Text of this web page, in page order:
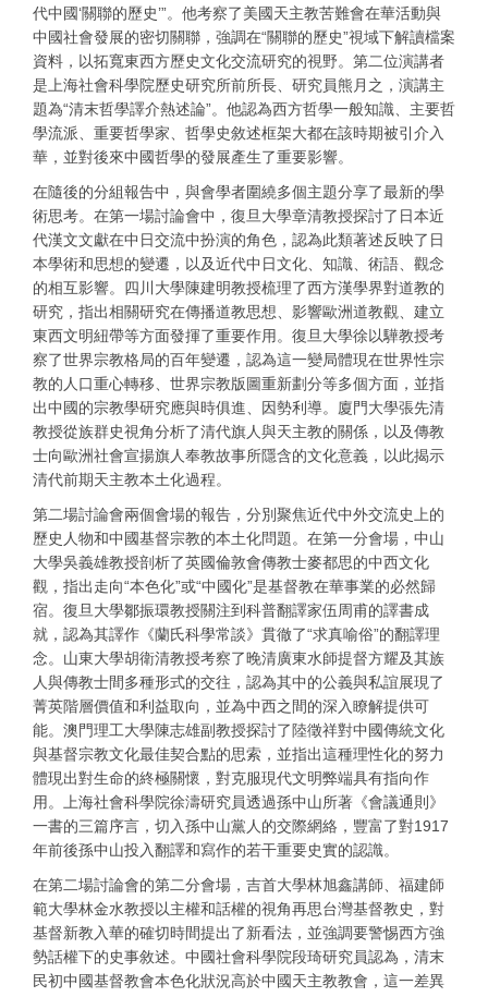
代中國‘關聯的歷史’”。他考察了美國天主教苦難會在華活動與
中國社會發展的密切關聯，強調在“關聯的歷史”視域下解讀檔案
資料，以拓寬東西方歷史文化交流研究的視野。第二位演講者
是上海社會科學院歷史研究所前所長、研究員熊月之，演講主
題為“清末哲學譯介熱述論”。他認為西方哲學一般知識、主要哲
學流派、重要哲學家、哲學史敘述框架大都在該時期被引介入
華，並對後來中國哲學的發展產生了重要影響。
在隨後的分組報告中，與會學者圍繞多個主題分享了最新的學
術思考。在第一場討論會中，復旦大學章清教授探討了日本近
代漢文文獻在中日交流中扮演的角色，認為此類著述反映了日
本學術和思想的變遷，以及近代中日文化、知識、術語、觀念
的相互影響。四川大學陳建明教授梳理了西方漢學界對道教的
研究，指出相關研究在傳播道教思想、影響歐洲道教觀、建立
東西文明紐帶等方面發揮了重要作用。復旦大學徐以驊教授考
察了世界宗教格局的百年變遷，認為這一變局體現在世界性宗
教的人口重心轉移、世界宗教版圖重新劃分等多個方面，並指
出中國的宗教學研究應與時俱進、因勢利導。廈門大學張先清
教授從族群史視角分析了清代旗人與天主教的關係，以及傳教
士向歐洲社會宣揚旗人奉教故事所隱含的文化意義，以此揭示
清代前期天主教本土化過程。
第二場討論會兩個會場的報告，分別聚焦近代中外交流史上的
歷史人物和中國基督宗教的本土化問題。在第一分會場，中山
大學吳義雄教授剖析了英國倫敦會傳教士麥都思的中西文化
觀，指出走向“本色化”或“中國化”是基督教在華事業的必然歸
宿。復旦大學鄒振環教授關注到科普翻譯家伍周甫的譯書成
就，認為其譯作《蘭氏科學常談》貫徹了“求真喻俗”的翻譯理
念。山東大學胡衛清教授考察了晚清廣東水師提督方耀及其族
人與傳教士間多種形式的交往，認為其中的公義與私誼展現了
菁英階層價值和利益取向，並為中西之間的深入瞭解提供可
能。澳門理工大學陳志雄副教授探討了陸徵祥對中國傳統文化
與基督宗教文化最佳契合點的思索，並指出這種理性化的努力
體現出對生命的終極關懷，對克服現代文明弊端具有指向作
用。上海社會科學院徐濤研究員透過孫中山所著《會議通則》
一書的三篇序言，切入孫中山黨人的交際網絡，豐富了對1917
年前後孫中山投入翻譯和寫作的若干重要史實的認識。
在第二場討論會的第二分會場，吉首大學林旭鑫講師、福建師
範大學林金水教授以主權和話權的視角再思台灣基督教史，對
基督新教入華的確切時間提出了新看法，並強調要警惕西方強
勢話權下的史事敘述。中國社會科學院段琦研究員認為，清末
民初中國基督教會本色化狀況高於中國天主教教會，這一差異